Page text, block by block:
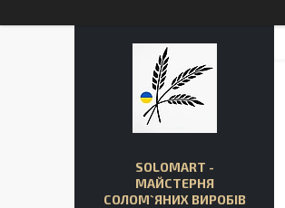
SOLOMART -
МАЙСТЕРНЯ
СОЛОМ`ЯНИХ ВИРОБІВ